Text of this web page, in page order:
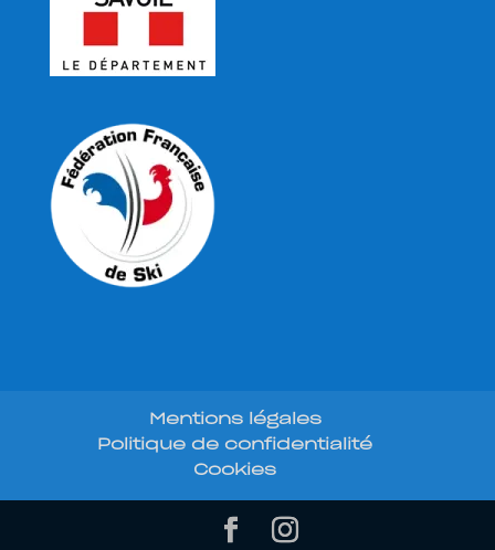
Mentions légales
Politique de confidentialité
Cookies